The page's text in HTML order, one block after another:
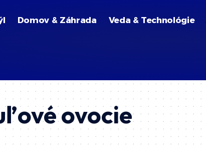
Domov & Záhrada Veda & Technológie
ovocie